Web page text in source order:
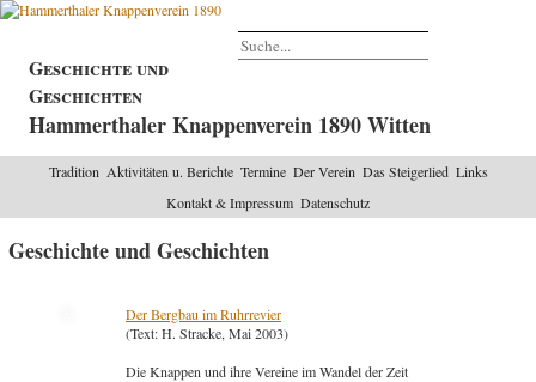
Geschichte und
Geschichten
Hammerthaler Knappenverein 1890 Witten
Tradition Aktivitäten u. Berichte Termine Der Verein Das Steigerlied Links
Kontakt & Impressum Datenschutz
Geschichte und Geschichten
Der Bergbau im Ruhrrevier
(Text: H. Stracke, Mai 2003)
Die Knappen und ihre Vereine im Wandel der Zeit